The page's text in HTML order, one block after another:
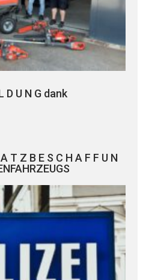
D U N G dank
T Z B E S C H A F F U N